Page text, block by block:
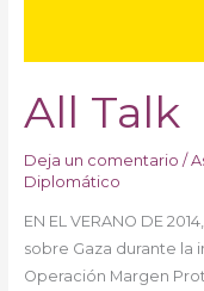
All Talk
Deja un comentario /
Diplomático
EN EL VERANO DE
sobre Gaza durante la
Operación Margen